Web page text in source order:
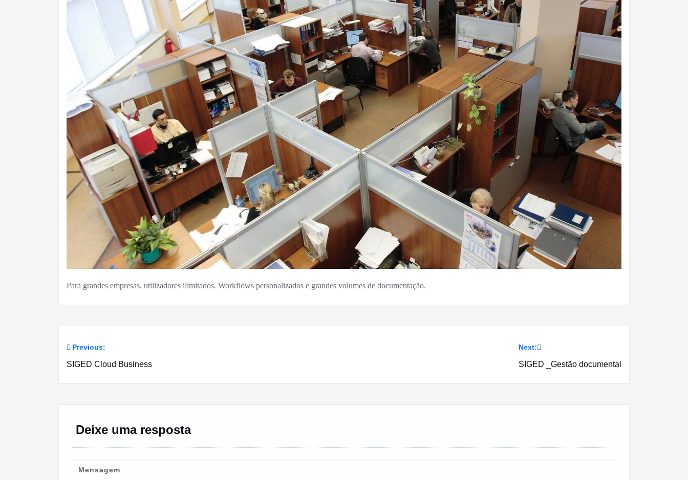
Para grandes empresas, utilizadores ilimitados. Workflows personalizados e grandes volumes de documentação.
Navegação
Previous:
SIGED Cloud Business
Next:
SIGED _Gestão documental
Deixe uma resposta